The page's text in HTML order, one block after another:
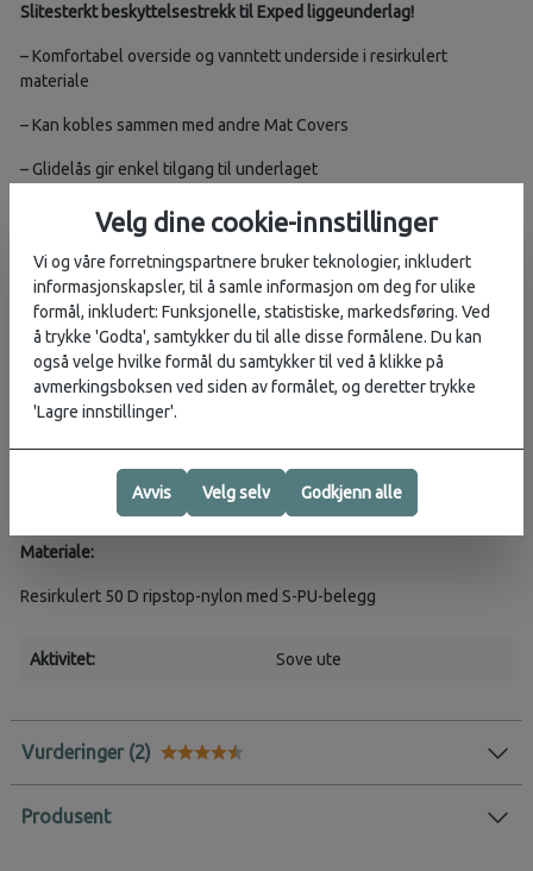
Slitesterkt beskyttelsestrekk til Exped liggeunderlag!
– Komfortabel overside og vanntett underside i resirkulert
materiale
– Kan kobles sammen med andre Mat Covers
– Glidelås gir enkel tilgang til underlaget
Mat Cover er et lett, men robust trekk til rektangulære EXPED-
liggeunderlag. Det gjør et lettvektsunderlag mer slitesterkt og gir
en solid og holdbar liggeflate. Trekket er laget av resirkulert nylon
som tåler både slitasje og rifter.
Passer underlag opptil 9 cm tykkelse.
Vekt:
• M: 175 g
Materiale:
Resirkulert 50 D ripstop-nylon med S-PU-belegg
Aktivitet: Sove ute
Vurderinger
Produsent
Velg dine cookie-innstillinger
Vi og våre forretningspartnere bruker teknologier, inkludert
informasjonskapsler, til å samle informasjon om deg for ulike
formål, inkludert: Funksjonelle, statistiske, markedsføring. Ved
å trykke 'Godta', samtykker du til alle disse formålene. Du kan
også velge hvilke formål du samtykker til ved å klikke på
avmerkingsboksen ved siden av formålet, og deretter trykke
'Lagre innstillinger'.
Avvis Velg selv Godkjenn alle